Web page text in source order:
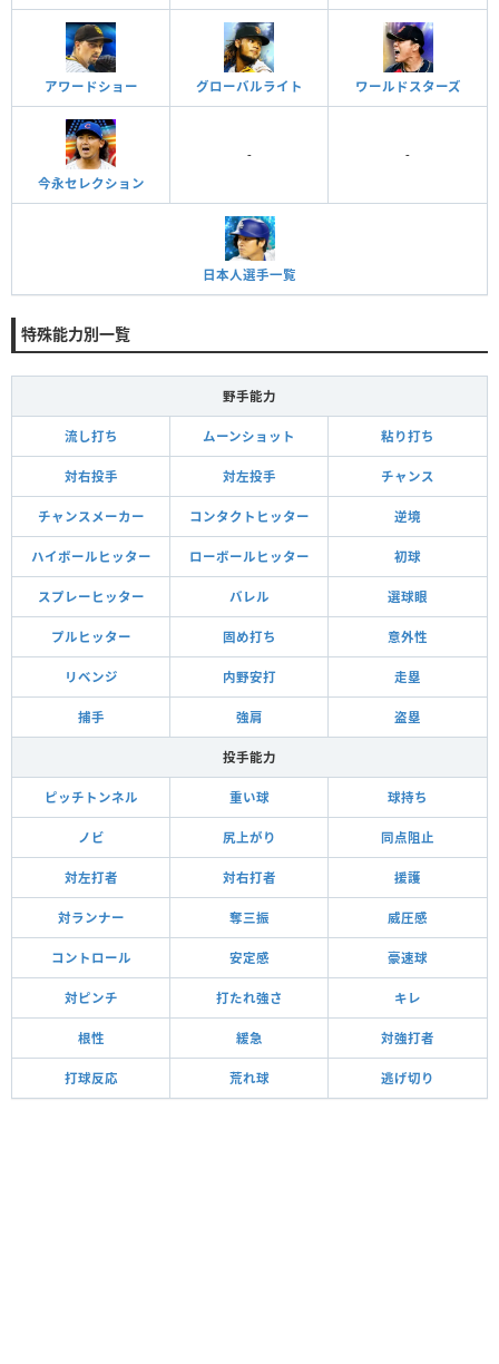
アワードショー グローバルライト ワールドスターズ
今永セレクション
- -
日本人選手一覧
特殊能力別一覧
野手能力
流し打ち ムーンショット 粘り打ち
対右投手 対左投手 チャンス
チャンスメーカー コンタクトヒッター 逆境
ハイボールヒッター ローボールヒッター 初球
スプレーヒッター バレル 選球眼
プルヒッター 固め打ち 意外性
リベンジ 内野安打 走塁
捕手 強肩 盗塁
投手能力
ピッチトンネル 重い球 球持ち
ノビ 尻上がり 同点阻止
対左打者 対右打者 援護
対ランナー 奪三振 威圧感
コントロール 安定感 豪速球
対ピンチ 打たれ強さ キレ
根性 緩急 対強打者
打球反応 荒れ球 逃げ切り